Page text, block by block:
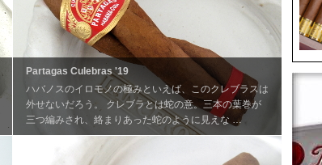
Partagas Culebras '19
ハバノスのイロモノの極みといえば、このクレブラスは
外せないだろう。 クレブラとは蛇の意。三本の葉巻が
三つ編みされ、絡まりあった蛇のように見えな …